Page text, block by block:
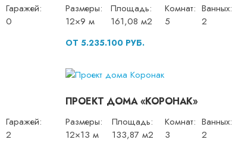
Гаражей:
0
Размеры:
12×9 м
Площадь:
161,08 м2
Комнат:
5
Ванных:
2
ОТ 5.235.100 РУБ.
Гаражей:
2
ПРОЕКТ ДОМА «КОРОНАК»
Размеры:
12×13 м
Площадь:
133,87 м2
Комнат:
3
Ванных:
2